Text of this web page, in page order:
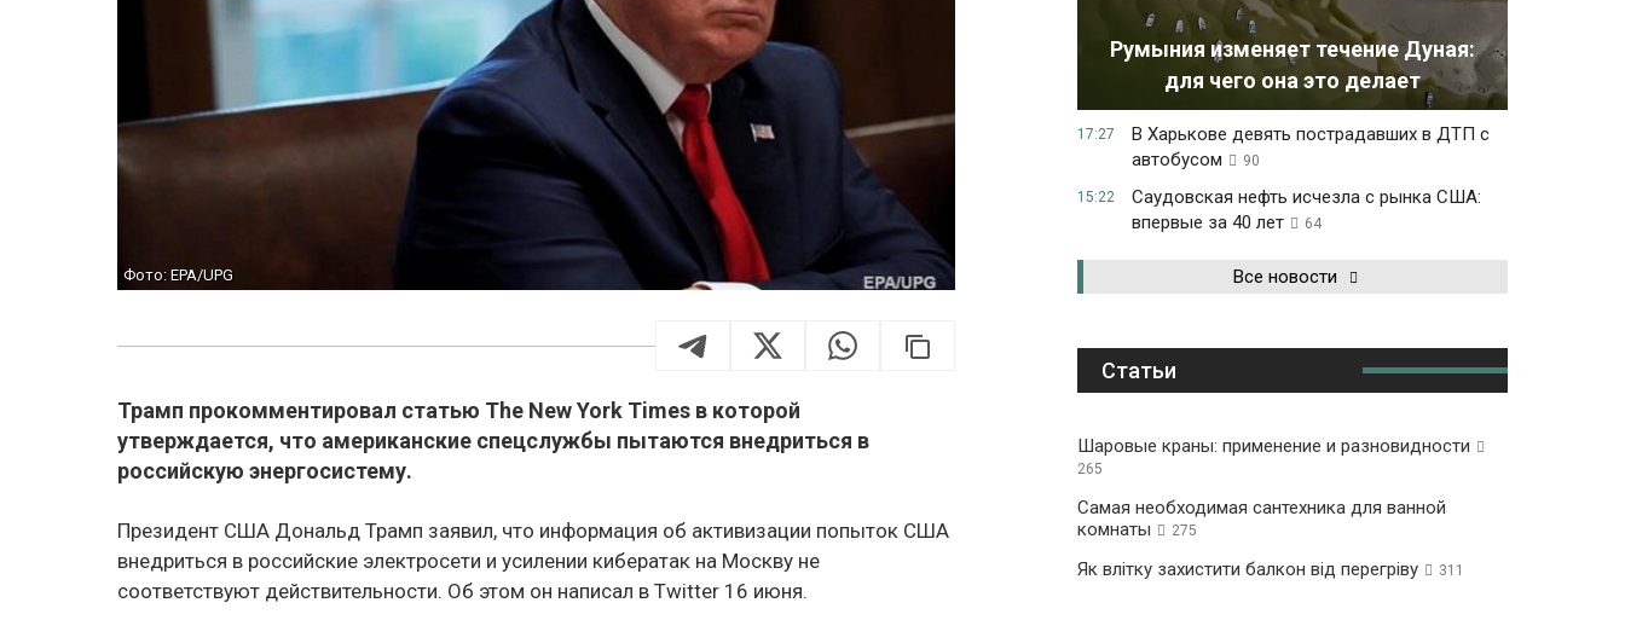
Фото: EPA/UPG
Трамп прокомментировал статью The New York Times в которой
утверждается, что американские спецслужбы пытаются внедриться в
российскую энергосистему.
Президент США Дональд Трамп заявил, что информация об активизации попыток США
внедриться в российские электросети и усилении кибератак на Москву не
соответствуют действительности. Об этом он написал в Twitter 16 июня.
Румыния изменяет течение Дуная:
для чего она это делает
17:27
В Харькове девять пострадавших в ДТП с
автобусом
90
15:22
Саудовская нефть исчезла с рынка США:
впервые за 40 лет
64
Все новости
Статьи
Шаровые краны: применение и разновидности
265
Самая необходимая сантехника для ванной
комнаты
275
Як влітку захистити балкон від перегріву 311